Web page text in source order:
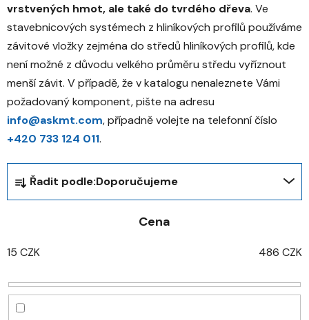
vrstvených hmot, ale také do tvrdého dřeva. Ve
stavebnicových systémech z hliníkových profilů používáme
závitové vložky zejména do středů hliníkových profilů, kde
není možné z důvodu velkého průměru středu vyříznout
menší závit. V případě, že v katalogu nenaleznete Vámi
požadovaný komponent, pište na adresu
info@askmt.com, případně volejte na telefonní číslo
+420 733 124 011.
Ř
a
z
í
p
r
Řadit podle:Doporučujeme
Cena
15 CZK 486 CZK